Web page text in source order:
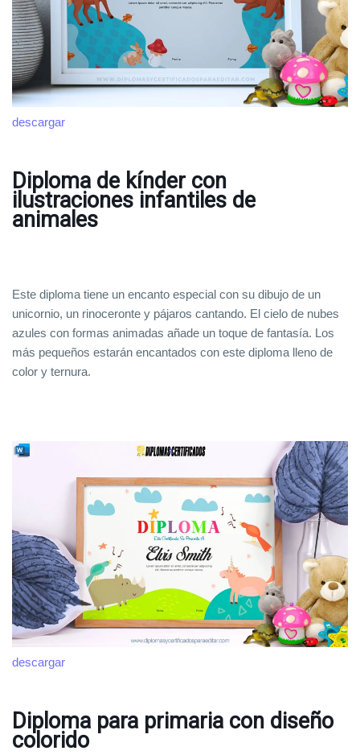
descargar
Diploma de kínder con
ilustraciones infantiles de
animales
Este diploma tiene un encanto especial con su dibujo de un
unicornio, un rinoceronte y pájaros cantando. El cielo de nubes
azules con formas animadas añade un toque de fantasía. Los
más pequeños estarán encantados con este diploma lleno de
color y ternura.
descargar
Diploma para primaria con diseño
colorido